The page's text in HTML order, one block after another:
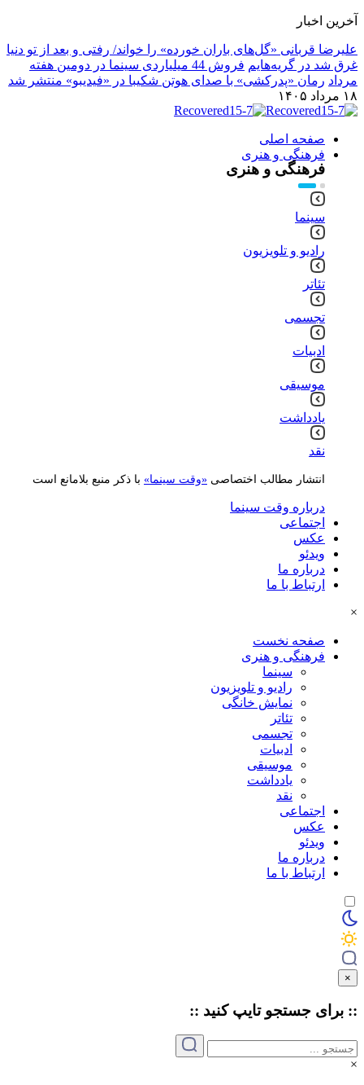
آخرین اخبار
علیرضا قربانی «گل‌های باران خورده» را خواند/ رفتی و بعد از تو دنیا
غرق شد در گریه‌هایم
فروش 44 میلیاردی سینما در دومین هفته
مرداد رمان «پدرکشی» با صدای هوتن شکیبا در «فیدیبو» منتشر شد
۱۸ مرداد ۱۴۰۵
صفحه اصلی
فرهنگی و هنری
فرهنگی و هنری
سینما
رادیو و تلویزیون
تئاتر
تجسمی
ادبیات
موسیقی
یادداشت
نقد
انتشار مطالب اختصاصی «وقت سینما» با ذکر منبع بلامانع است
درباره وقت سینما
اجتماعی
عکس
ویدئو
درباره ما
ارتباط با ما
×
صفحه نخست
فرهنگی و هنری
سینما
رادیو و تلویزیون
نمایش خانگی
تئاتر
تجسمی
ادبیات
موسیقی
یادداشت
نقد
اجتماعی
عکس
ویدئو
درباره ما
ارتباط با ما
×
:: برای جستجو تایپکنید ::
×